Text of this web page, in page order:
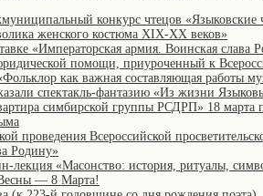
конкурс чтецов «Языковские
женского костюма XIX-XX веков»
«Императорская армия. Воинская слава
помощи, приуроченный к
как важная составляющая работы
спектакль-фантазию «Из жизни
симбирской группы РСДРП» 18
проведения Всероссийской
Родину»
лекция «Масонство: история, ритуалы,
— 8 Марта!